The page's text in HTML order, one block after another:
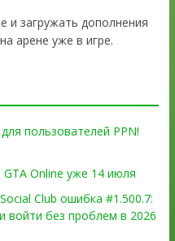
и загружать дополнения
арене уже в игре.
пользователей PPN!
Online уже 14 июля
Club ошибка #1.500.7:
войти без проблем в 2026